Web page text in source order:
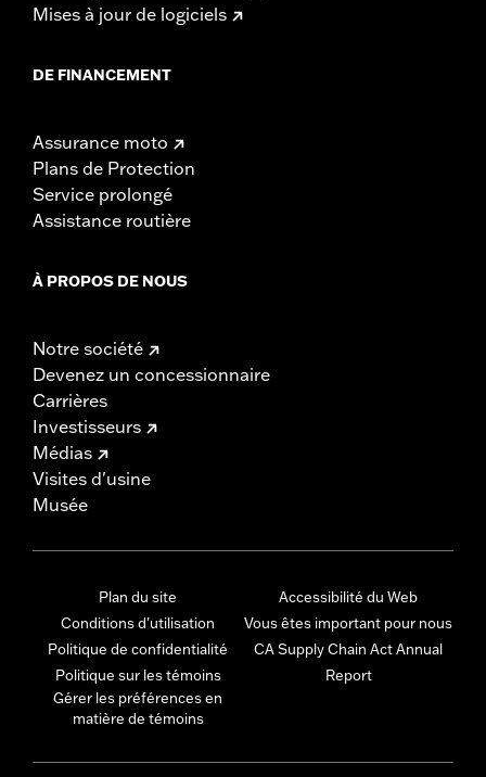
Mises à jour de logiciels
DE FINANCEMENT
Assurance moto
Plans de Protection
Service prolongé
Assistance routière
À PROPOS DE NOUS
Notre société
Devenez un concessionnaire
Carrières
Investisseurs
Médias
Visites d'usine
Musée
Plan du site
Conditions d'utilisation
Politique de confidentialité
Politique sur les témoins
Gérer les préférences en
matière de témoins
Accessibilité du Web
Vous êtes important pour nous
CA Supply Chain Act Annual
Report